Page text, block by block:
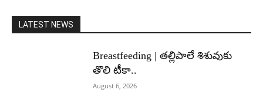
LATEST NEWS
Breastfeeding | తల్లిపాలే శిశువుకు
తొలి టీకా..
August 6, 2026